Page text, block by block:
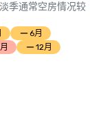
季通常空房情况较
6月
12月